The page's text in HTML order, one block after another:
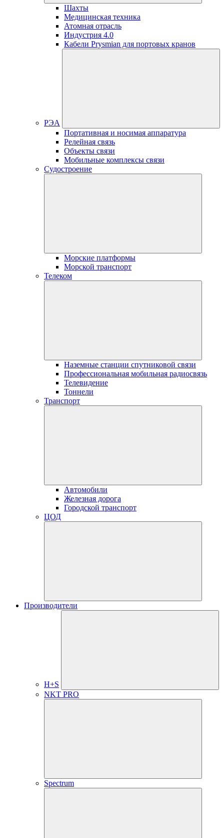
Шахты
Медицинская техника
Атомная отрасль
Индустрия 4.0
Кабели Prysmian для портовых кранов
РЭА
Портативная и носимая аппаратура
Релейная связь
Объекты связи
Мобильные комплексы связи
Судостроение
Морские платформы
Морской транспорт
Телеком
Наземные станции спутниковой связи
Профессиональная мобильная радиосвязь
Телевидение
Тоннели
Транспорт
Автомобили
Железная дорога
Городской транспорт
ЦОД
Производители
H+S
NKT PRO
Spectrum